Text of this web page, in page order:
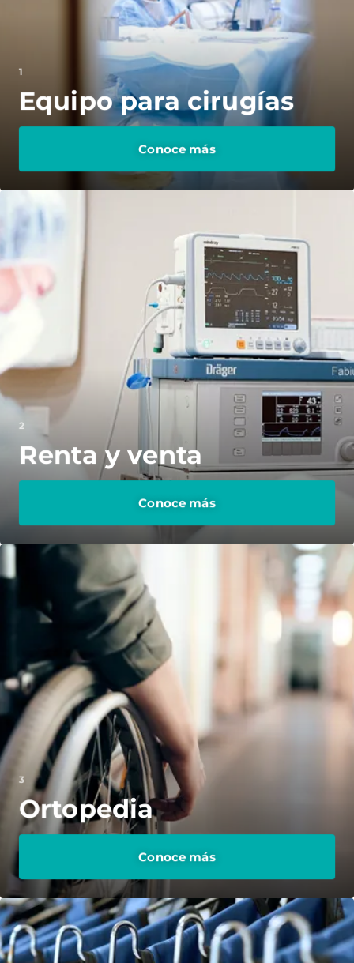
1
Equipo para cirugías
Conoce más
2
Renta y venta
Conoce más
3
Ortopedia
Conoce más